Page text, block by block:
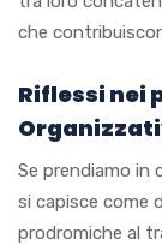
che
Riflessi nei
Se prendiamo in
si capisce come
prodromiche al